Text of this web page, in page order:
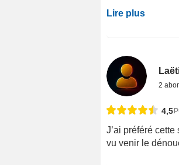
Lire plus
2
4,5
J’ai préféré
vu venir le